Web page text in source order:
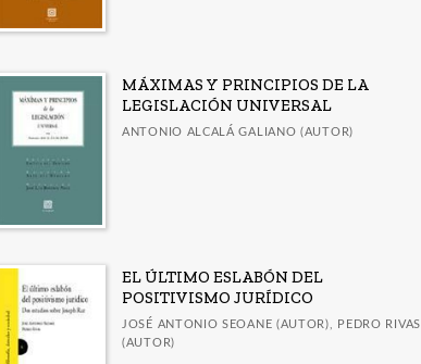
MÁXIMAS Y PRINCIPIOS DE LA
LEGISLACIÓN UNIVERSAL
ANTONIO ALCALÁ GALIANO (AUTOR)
EL ÚLTIMO ESLABÓN DEL
POSITIVISMO JURÍDICO
JOSÉ ANTONIO SEOANE (AUTOR), PEDRO RIVAS
(AUTOR)